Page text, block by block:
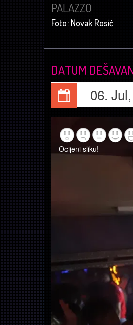
PALAZZO
Foto: Novak Rosić
DATUM
06.
Ocijeni sliku!